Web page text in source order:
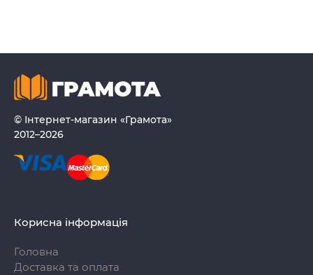
© Інтернет-магазин «Грамота»
2012–2026
Корисна інформація
Головна
Доставка та оплата